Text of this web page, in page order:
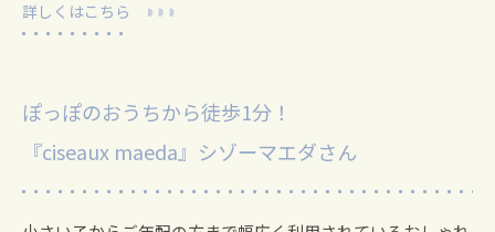
詳しくはこちら
ぽっぽのおうちから徒歩1分！
『ciseaux maeda』シゾーマエダさん